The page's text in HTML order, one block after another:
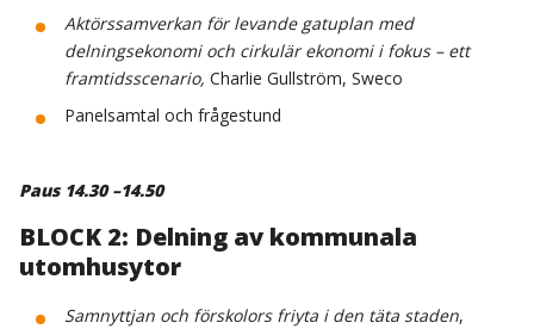
Aktörssamverkan för levande gatuplan med
delningsekonomi och cirkulär ekonomi i fokus – ett
framtidsscenario, Charlie Gullström, Sweco
Panelsamtal och frågestund
Paus 14.30 –14.50
BLOCK 2: Delning av kommunala
utomhusytor
Samnyttjan och förskolors friyta i den täta staden,